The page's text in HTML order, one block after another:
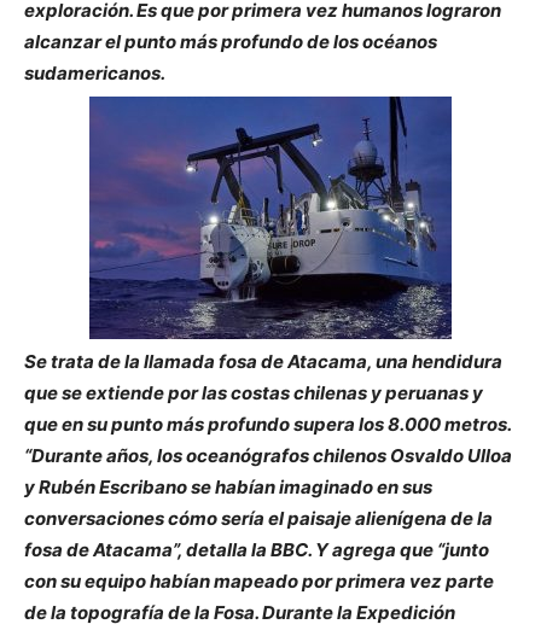
exploración. Es que por primera vez humanos lograron
alcanzar el punto más profundo de los océanos
sudamericanos.
Se trata de la llamada fosa de Atacama, una hendidura
que se extiende por las costas chilenas y peruanas y
que en su punto más profundo supera los 8.000 metros.
“Durante años, los oceanógrafos chilenos Osvaldo Ulloa
y Rubén Escribano se habían imaginado en sus
conversaciones cómo sería el paisaje alienígena de la
fosa de Atacama”, detalla la BBC. Y agrega que “junto
con su equipo habían mapeado por primera vez parte
de la topografía de la Fosa. Durante la Expedición